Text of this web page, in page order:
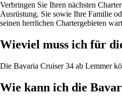
Verbringen Sie Ihren nächsten
Ausrüstung. Sie sowie Ihre Familie
seinen herrlichen Chartergebieten
Wieviel muss ich für
Die Bavaria Cruiser 34 ab Lemmer
Wie kann ich die